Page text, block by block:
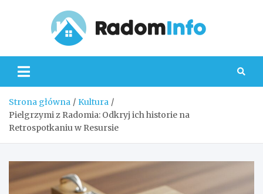
Strona główna
Kultura
Pielgrzymi z Radomia: Odkryj ich historie na
Retrospotkaniu w Resursie